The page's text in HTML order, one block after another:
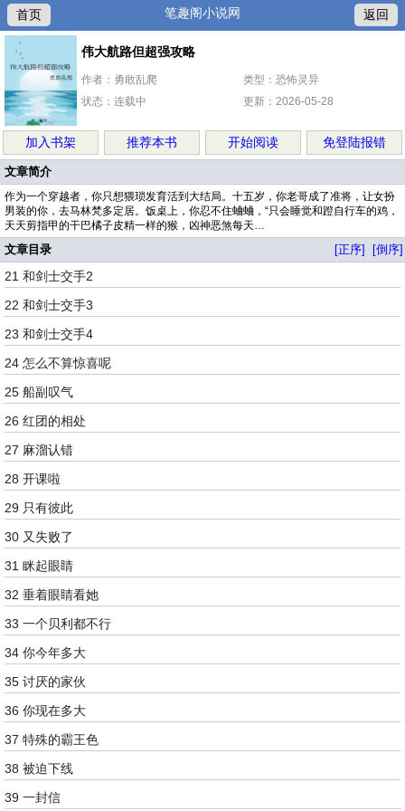
首页 笔趣阁小说网 返回
伟大航路但超强攻略
作者：勇敢乱爬
类型：恐怖灵异
状态：连载中
更新：2026-05-28
加入书架 推荐本书 开始阅读 免登陆报错
文章简介
作为一个穿越者，你只想猥琐发育活到大结局。十五岁，你老哥成了准将，让女扮
男装的你，去马林梵多定居。饭桌上，你忍不住蛐蛐，“只会睡觉和蹬自行车的鸡，
天天剪指甲的干巴橘子皮精一样的猴，凶神恶煞每天…
文章目录 [正序] [倒序]
21 和剑士交手2
22 和剑士交手3
23 和剑士交手4
24 怎么不算惊喜呢
25 船副叹气
26 红团的相处
27 麻溜认错
28 开课啦
29 只有彼此
30 又失败了
31 眯起眼睛
32 垂着眼睛看她
33 一个贝利都不行
34 你今年多大
35 讨厌的家伙
36 你现在多大
37 特殊的霸王色
38 被迫下线
39 一封信